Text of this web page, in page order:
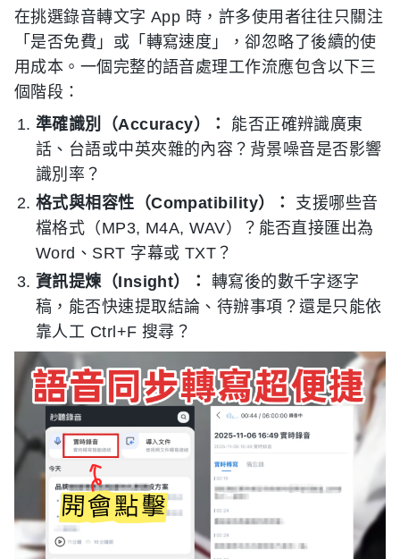
在挑選錄音轉文字 App 時，許多使用者往往只關注
「是否免費」或「轉寫速度」，卻忽略了後續的使
用成本。一個完整的語音處理工作流應包含以下三
個階段：
準確識別（Accuracy）：
能否正確辨識廣東
話、台語或中英夾雜的內容？背景噪音是否影響
識別率？
格式與相容性（Compatibility）：
支援哪些音
檔格式（MP3, M4A, WAV）？能否直接匯出為
Word、SRT 字幕或 TXT？
資訊提煉（Insight）：
轉寫後的數千字逐字
稿，能否快速提取結論、待辦事項？還是只能依
靠人工 Ctrl+F 搜尋？